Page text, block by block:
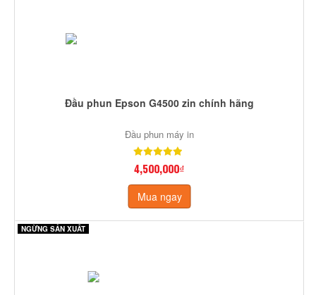
Đầu phun Epson G4500 zin chính hãng
Đầu phun máy in
4,500,000₫
Mua ngay
NGỪNG SẢN XUẤT